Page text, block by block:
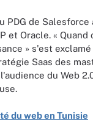
PDG de Salesforce
et Oracle. « Quand
» s'est
Saas des
du Web
du web en Tunisie